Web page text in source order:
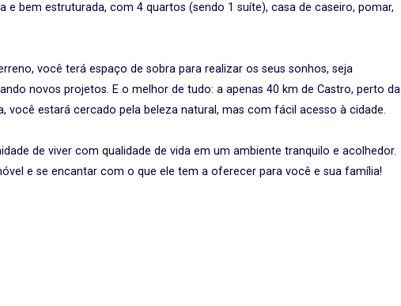
e bem estruturada, com 4 quartos (sendo 1 suíte), casa de caseiro, pomar,
você terá espaço de sobra para realizar os seus sonhos, seja
novos projetos. E o melhor de tudo: a apenas 40 km de Castro, perto da
você estará cercado pela beleza natural, mas com fácil acesso à cidade.
de viver com qualidade de vida em um ambiente tranquilo e acolhedor.
e se encantar com o que ele tem a oferecer para você e sua família!